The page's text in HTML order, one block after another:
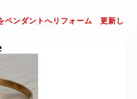
ペンダントへリフォーム 更新し